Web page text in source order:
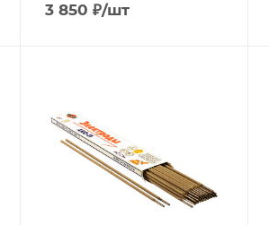
3 850 ₽/шт